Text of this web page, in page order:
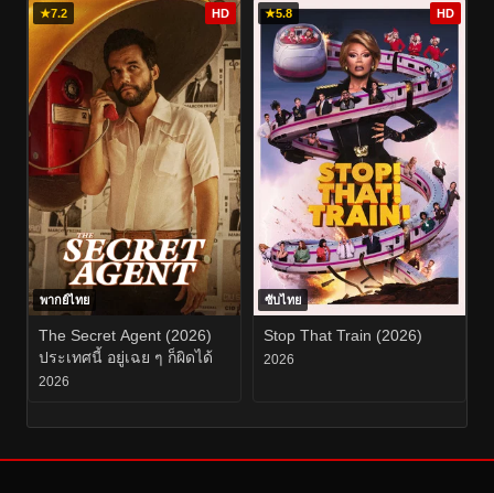
★7.2 HD
พากย์ไทย
The Secret Agent (2026)
ประเทศนี้ อยู่เฉย ๆ ก็ผิดได้
2026
★5.8 HD
ซับไทย
Stop That Train (2026)
2026